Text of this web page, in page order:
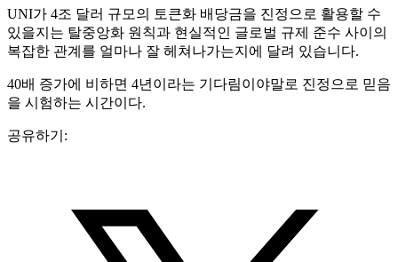
UNI가 4조 달러 규모의 토큰화 배당금을 진정으로 활용할 수
있을지는 탈중앙화 원칙과 현실적인 글로벌 규제 준수 사이의
복잡한 관계를 얼마나 잘 헤쳐나가는지에 달려 있습니다.
40배 증가에 비하면 4년이라는 기다림이야말로 진정으로 믿음
을 시험하는 시간이다.
공유하기: